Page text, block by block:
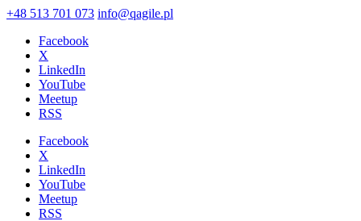
+48 513 701 073 info@qagile.pl
Facebook
X
LinkedIn
YouTube
Meetup
RSS
Facebook
X
LinkedIn
YouTube
Meetup
RSS